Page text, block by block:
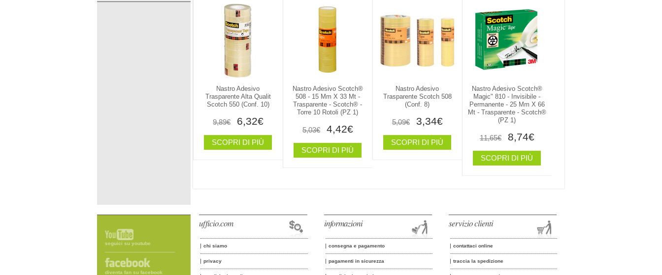
Nastro Adesivo
Trasparente Alta Qualit
Scotch 550 (conf. 10)
9,89€ 6,32€
SCOPRI DI PIÙ
Nastro Adesivo Scotch®
508 - 15 Mm X 33 Mt -
Trasparente - Scotch® -
Torre 10 Rotoli (PZ 1)
5,03€ 4,42€
SCOPRI DI PIÙ
Nastro Adesivo
Trasparente Scotch 508
(conf. 8)
5,09€ 3,34€
SCOPRI DI PIÙ
Nastro Adesivo Scotch®
Magic" 810 - Invisibile -
Permanente - 25 Mm X 66
Mt - Trasparente - Scotch®
(PZ 1)
11,65€ 8,74€
SCOPRI DI PIÙ
seguici su youtube
diventa fan su facebook
servizio clienti
contattaci online
traccia la spedizione
informazioni
consegna e pagamento
pagamenti in sicurezza
ufficio.com
chi siamo
privacy